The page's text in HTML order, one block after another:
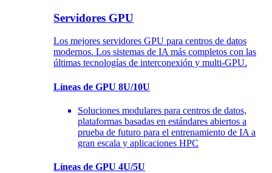
Servidores GPU
Los mejores servidores GPU para centros de datos
modernos. Los sistemas de IA más completos con las
últimas tecnologías de interconexión y multi-GPU.
Líneas de GPU 8U/10U
Soluciones modulares para centros de datos,
plataformas basadas en estándares abiertos a
prueba de futuro para el entrenamiento de IA a
gran escala y aplicaciones HPC
Líneas de GPU 4U/5U